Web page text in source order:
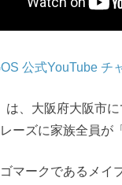
公式YouTube チ
は、大阪府大阪市
ーズに家族全員が
マークであるメイ